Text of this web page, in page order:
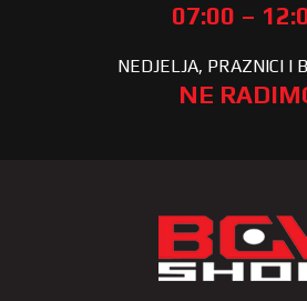
07:00 –
NEDJELJA, PRAZNICI I
NE